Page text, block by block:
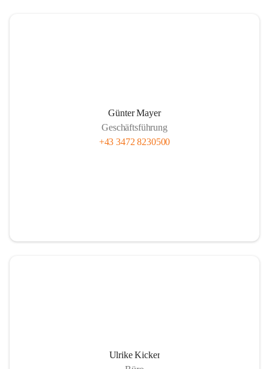
Günter Mayer
Geschäftsführung
+43 3472 8230500
Ulrike Kicker